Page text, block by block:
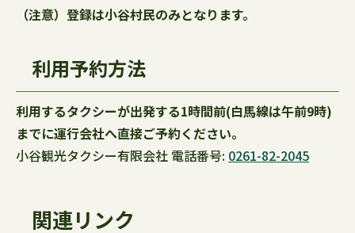
（注意）登録は小谷村民のみとなります。
利用予約方法
利用するタクシーが出発する1時間前(白馬線は午前9時)
までに運行会社へ直接ご予約ください。
小谷観光タクシー有限会社 電話番号: 0261-82-2045
関連リンク